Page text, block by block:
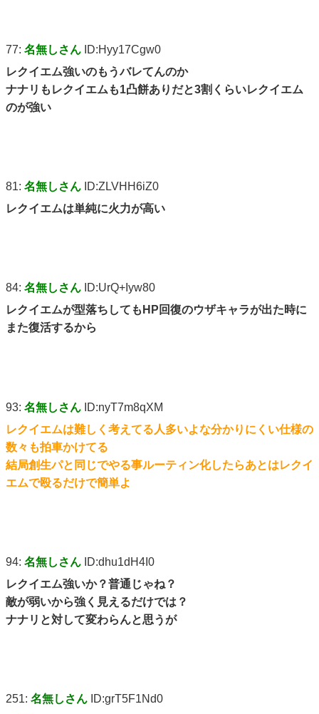
77: 名無しさん ID:Hyy17Cgw0
レクイエム強いのもうバレてんのか
ナナリもレクイエムも1凸餅ありだと3割くらいレクイエム
のが強い
81: 名無しさん ID:ZLVHH6iZ0
レクイエムは単純に火力が高い
84: 名無しさん ID:UrQ+Iyw80
レクイエムが型落ちしてもHP回復のウザキャラが出た時に
また復活するから
93: 名無しさん ID:nyT7m8qXM
レクイエムは難しく考えてる人多いよな分かりにくい仕様の
数々も拍車かけてる
結局創生パと同じでやる事ルーティン化したらあとはレクイ
エムで殴るだけで簡単よ
94: 名無しさん ID:dhu1dH4I0
レクイエム強いか？普通じゃね？
敵が弱いから強く見えるだけでは？
ナナリと対して変わらんと思うが
251: 名無しさん ID:grT5F1Nd0